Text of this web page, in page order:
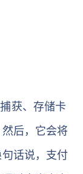
获、存储卡
后，它会将
话说，支付